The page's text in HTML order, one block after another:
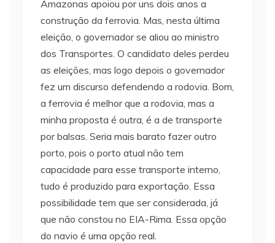
Amazonas apoiou por uns dois anos a
construção da ferrovia. Mas, nesta última
eleição, o governador se aliou ao ministro
dos Transportes. O candidato deles perdeu
as eleições, mas logo depois o governador
fez um discurso defendendo a rodovia. Bom,
a ferrovia é melhor que a rodovia, mas a
minha proposta é outra, é a de transporte
por balsas. Seria mais barato fazer outro
porto, pois o porto atual não tem
capacidade para esse transporte interno,
tudo é produzido para exportação. Essa
possibilidade tem que ser considerada, já
que não constou no EIA-Rima. Essa opção
do navio é uma opção real.